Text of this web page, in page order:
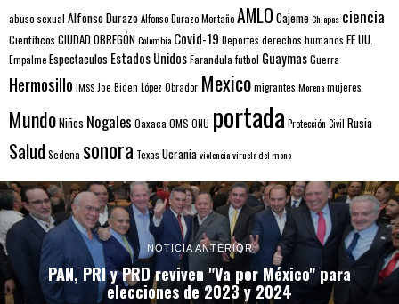
abuso sexual Alfonso DurazoAlfonso Durazo MontañoAMLO CajemeChiapas ciencia
Científicos CIUDAD OBREGÓNColombia Covid-19 Deportes derechos humanos EE.UU.
EmpalmeEspectaculos Estados UnidosFarandula futbol GuaymasGuerra
Hermosillo IMSS Joe Biden López Obrador Mexicomigrantes Morenamujeres
MundoNiños Nogales Oaxaca OMS ONU portada Protección Civil Rusia
Salud Sedena sonora Texas Ucraniaviolenciaviruela del mono
NOTICIA ANTERIOR
PAN, PRI y PRD reviven "Va por México" para
elecciones de 2023 y 2024